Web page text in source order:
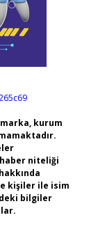
kurum
niteliği
kişiler ile isim
bilgiler